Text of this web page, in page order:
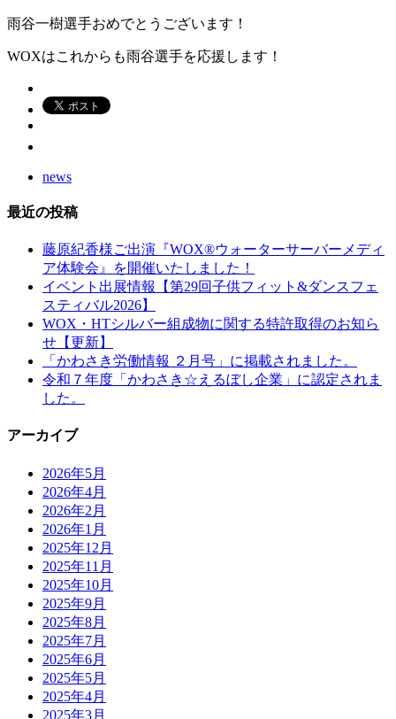
雨谷一樹選手おめでとうございます！
WOXはこれからも雨谷選手を応援します！
news
最近の投稿
藤原紀香様ご出演『WOX®ウォーターサーバーメディ
ア体験会』を開催いたしました！
イベント出展情報【第29回子供フィット&ダンスフェ
スティバル2026】
WOX・HTシルバー組成物に関する特許取得のお知ら
せ【更新】
「かわさき労働情報 ２月号」に掲載されました。
令和７年度「かわさき☆えるぼし企業」に認定されま
した。
アーカイブ
2026年5月
2026年4月
2026年2月
2026年1月
2025年12月
2025年11月
2025年10月
2025年9月
2025年8月
2025年7月
2025年6月
2025年5月
2025年4月
2025年3月